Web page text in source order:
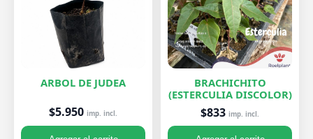
ARBOL DE JUDEA
$5.950 imp. incl.
BRACHICHITO
(ESTERCULIA DISCOLOR)
$833 imp. incl.